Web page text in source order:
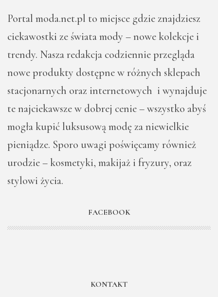
Portal moda.net.pl to miejsce gdzie znajdziesz
ciekawostki ze świata mody – nowe kolekcje i
trendy. Nasza redakcja codziennie przegląda
nowe produkty dostępne w różnych sklepach
stacjonarnych oraz internetowych i wynajduje
te najciekawsze w dobrej cenie – wszystko abyś
mogła kupić luksusową modę za niewielkie
pieniądze. Sporo uwagi poświęcamy również
urodzie – kosmetyki, makijaż i fryzury, oraz
stylowi życia.
FACEBOOK
KONTAKT